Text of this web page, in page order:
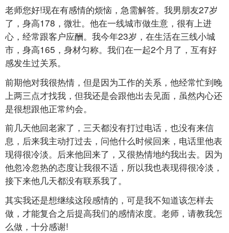
老师您好!现在有感情的烦恼，急需解答。我男朋友27岁
了，身高178，微壮。他在一线城市做生意，很有上进
心，经常跟客户应酬。我今年23岁，在生活在三线小城
市，身高165，身材匀称。我们在一起2个月了，互有好
感发生过关系。
前期他对我很热情，但是因为工作的关系，他经常忙到晚
上两三点才找我，但我还是会跟他出去见面，虽然内心还
是很想跟他正常约会。
前几天他回老家了，三天都没有打过电话，也没有来信
息，后来我主动打过去，问他什么时候回来，电话里他表
现得很冷淡。后来他回来了，又很热情地约我出去。因为
他忽冷忽热的态度让我很不适，所以我也表现得很冷淡，
接下来他几天都没有联系我了。
其实我还是想继续这段感情的，可是我不知道该怎样去
做，才能复合之后提高我们的感情浓度。老师，请教我怎
么做，十分感谢!